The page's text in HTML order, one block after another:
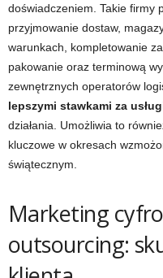
doświadczeniem. Takie firmy
przyjmowanie dostaw,
warunkach, kompletowanie
pakowanie oraz terminową
zewnętrznych operatorów
lepszymi stawkami za
działania. Umożliwia to
kluczowe w okresach
świątecznym.
Marketing
outsourcing: